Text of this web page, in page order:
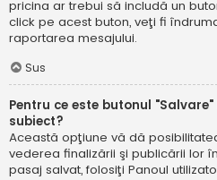
pricina ar trebui să includă un
click pe acest buton, veţi fi
raportarea mesajului.
Sus
Pentru ce este butonul
subiect?
Această opţiune vă dă
vederea finalizării şi publicării lor
pasaj salvat, folosiţi Panoul